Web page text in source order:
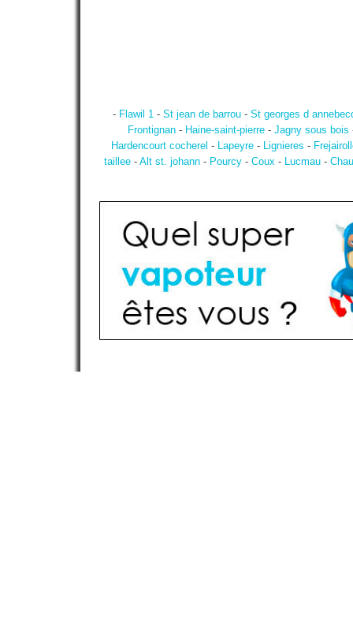
- Flawil 1 - St jean de barrou - St georges d
Frontignan - Haine-saint-pierre - Jagny sous bois
Hardencourt cocherel - Lapeyre- Lignieres -
taillee - Alt st. johann - Pourcy - Coux - Lucmau -